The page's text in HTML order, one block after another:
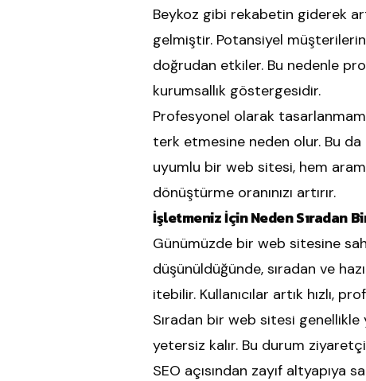
Beykoz gibi rekabetin giderek
gelmiştir. Potansiyel
doğrudan etkiler. Bu nedenle
kurumsallık göstergesidir.
Profesyonel olarak
terk etmesine neden olur. Bu da
uyumlu bir web sitesi, hem
dönüştürme oranınızı artırır.
İşletmeniz İçin Neden Sıradan
Günümüzde bir web sitesine
düşünüldüğünde, sıradan ve
itebilir. Kullanıcılar artık hızlı,
Sıradan bir web sitesi genellikle
yetersiz kalır. Bu durum
SEO açısından zayıf altyapıya